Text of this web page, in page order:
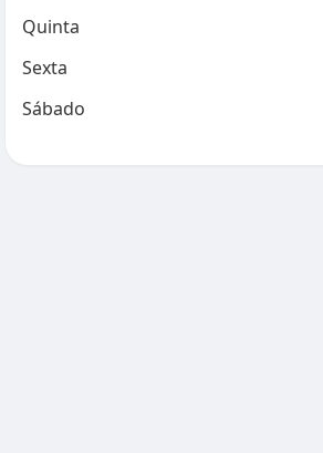
Quinta
Sexta
Sábado